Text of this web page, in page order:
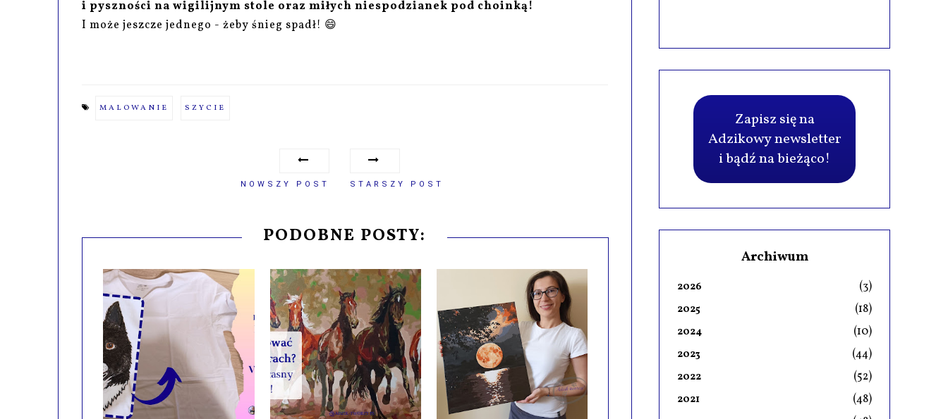
i pyszności na wigilijnym stole oraz miłych niespodzianek pod choinką!
I może jeszcze jednego - żeby śnieg spadł! 😄
MALOWANIE SZYCIE
NOWSZY POST STARSZY POST
PODOBNE POSTY:
Zapisz się na
Adzikowy newsletter
i bądź na bieżąco!
Archiwum
2026 (3)
2025 (18)
2024 (10)
2023 (44)
2022 (52)
2021 (48)